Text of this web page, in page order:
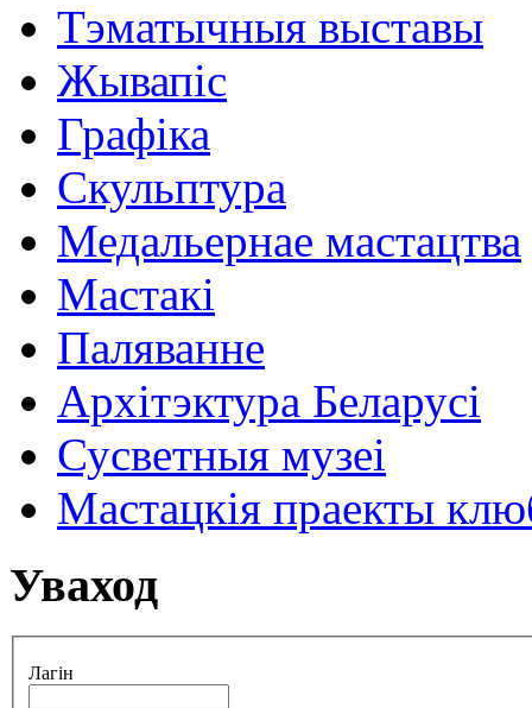
Тэматычныя выставы
Жывапіс
Графіка
Скульптура
Медальернае мастацтва
Мастакі
Паляванне
Архітэктура Беларусі
Сусветныя музеі
Мастацкія праекты
Уваход
Лагін